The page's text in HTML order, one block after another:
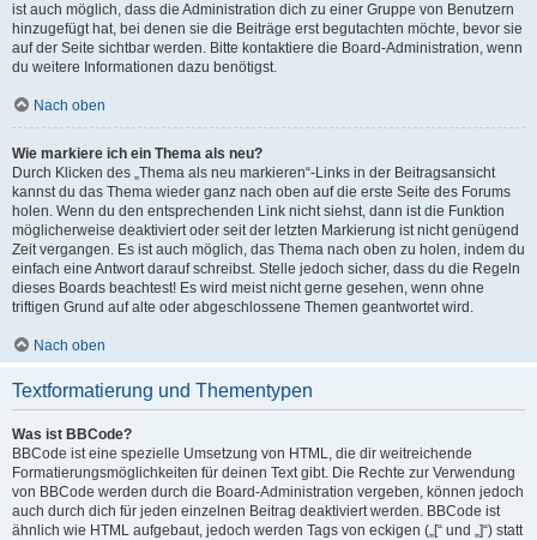
ist auch möglich, dass die Administration dich zu einer Gruppe von Benutzern
hinzugefügt hat, bei denen sie die Beiträge erst begutachten möchte, bevor sie
auf der Seite sichtbar werden. Bitte kontaktiere die Board-Administration, wenn
du weitere Informationen dazu benötigst.
Nach oben
Wie markiere ich ein Thema als neu?
Durch Klicken des „Thema als neu markieren“-Links in der Beitragsansicht
kannst du das Thema wieder ganz nach oben auf die erste Seite des Forums
holen. Wenn du den entsprechenden Link nicht siehst, dann ist die Funktion
möglicherweise deaktiviert oder seit der letzten Markierung ist nicht genügend
Zeit vergangen. Es ist auch möglich, das Thema nach oben zu holen, indem du
einfach eine Antwort darauf schreibst. Stelle jedoch sicher, dass du die Regeln
dieses Boards beachtest! Es wird meist nicht gerne gesehen, wenn ohne
triftigen Grund auf alte oder abgeschlossene Themen geantwortet wird.
Nach oben
Textformatierung und Thementypen
Was ist BBCode?
BBCode ist eine spezielle Umsetzung von HTML, die dir weitreichende
Formatierungsmöglichkeiten für deinen Text gibt. Die Rechte zur Verwendung
von BBCode werden durch die Board-Administration vergeben, können jedoch
auch durch dich für jeden einzelnen Beitrag deaktiviert werden. BBCode ist
ähnlich wie HTML aufgebaut, jedoch werden Tags von eckigen („[“ und „]“) statt